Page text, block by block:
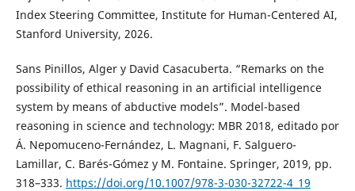
Index Steering Committee, Institute for Human-Centered AI,
Stanford University, 2026.
Sans Pinillos, Alger y David Casacuberta. “Remarks on the
possibility of ethical reasoning in an artificial intelligence
system by means of abductive models”. Model-based
reasoning in science and technology: MBR 2018, editado por
Á. Nepomuceno-Fernández, L. Magnani, F. Salguero-
Lamillar, C. Barés-Gómez y M. Fontaine. Springer, 2019, pp.
318–333. https://doi.org/10.1007/978-3-030-32722-4_19